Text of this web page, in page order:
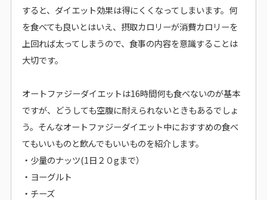
すると、ダイエット効果は得にくくなってしまいます。何
を食べても良いとはいえ、摂取カロリーが消費カロリーを
上回れば太ってしまうので、食事の内容を意識することは
大切です。
オートファジーダイエットは16時間何も食べないのが基本
ですが、どうしても空腹に耐えられないときもあるでしょ
う。そんなオートファジーダイエット中におすすめの食べ
てもいいものと飲んでもいいものを紹介します。
・少量のナッツ(1日２０gまで）
・ヨーグルト
・チーズ